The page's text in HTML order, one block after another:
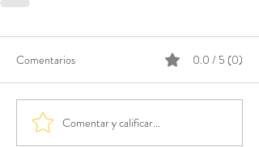
Comentarios 0.0 / 5 (0)
Comentar y calificar...